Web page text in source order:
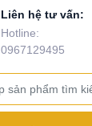
Liên hệ tư vấn:
Hotline:
0967129495